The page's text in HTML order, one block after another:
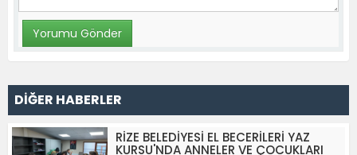
DİĞER HABERLER
RİZE BELEDİYESİ EL BECERİLERİ YAZ
KURSU'NDA ANNELER VE ÇOCUKLARI